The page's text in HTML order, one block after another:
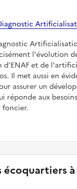
l'évolution
d'ENAF et de
Il met aussi en
assurer un
réponde aux
foncier.
écoquartiers à